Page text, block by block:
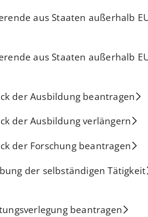
aus Staaten außerhalb
aus Staaten außerhalb
der Ausbildung beantragen
der Ausbildung verlängern
der Forschung beantragen
der selbständigen Tätigkeit
beantragen